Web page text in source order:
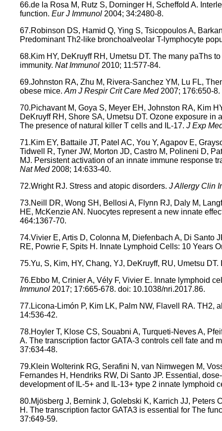
66.de la Rosa M, Rutz S, Dorninger H, Scheffold A.
function. Eur J Immunol 2004; 34:2480-8.
67.Robinson DS, Hamid Q, Ying S, Tsicopoulos A,
Predominant Th2-like bronchoalveolar T-lymphocyte
68.Kim HY, DeKruyff RH, Umetsu DT. The many paThs
immunity. Nat Immunol 2010; 11:577-84.
69.Johnston RA, Zhu M, Rivera-Sanchez YM, Lu FL,
obese mice. Am J Respir Crit Care Med2007; 176:650-8.
70.Pichavant M, Goya S, Meyer EH, Johnston RA, Kim
DeKruyff RH, Shore SA, Umetsu DT. Ozone exposure
The presence of natural killer T cells and IL-17. J Exp
71.Kim EY, Battaile JT, Patel AC, You Y, Agapov E,
Tidwell R, Tyner JW, Morton JD, Castro M, Polineni D,
MJ. Persistent activation of an innate immune response
Nat Med2008; 14:633-40.
72.Wright RJ. Stress and atopic disorders. J Allergy Clin
73.Neill DR, Wong SH, Bellosi A, Flynn RJ, Daly M,
HE, McKenzie AN. Nuocytes represent a new innate
464:1367-70.
74.Vivier E, Artis D, Colonna M, Diefenbach A, Di Santo
RE, Powrie F, Spits H. Innate Lymphoid Cells: 10 Years
75.Yu, S, Kim, HY, Chang, YJ, DeKruyff, RU, Umetsu
76.Ebbo M, Crinier A, Vély F, Vivier E. Innate lymphoid
Immunol 2017; 17:665-678. doi: 10.1038/nri.2017.86.
77.Licona-Limón P, Kim LK, Palm NW, Flavell RA. TH2,
14:536-42.
78.Hoyler T, Klose CS, Souabni A, Turqueti-Neves A,
A. The transcription factor GATA-3 controls cell fate and
37:634-48.
79.Klein Wolterink RG, Serafini N, van Nimwegen M,
Fernandes H, Hendriks RW, Di Santo JP. Essential,
development of IL-5+ and IL-13+ type 2 innate lymphoid
80.Mjösberg J, Bernink J, Golebski K, Karrich JJ, Peters
H. The transcription factor GATA3 is essential for The
37:649-59.